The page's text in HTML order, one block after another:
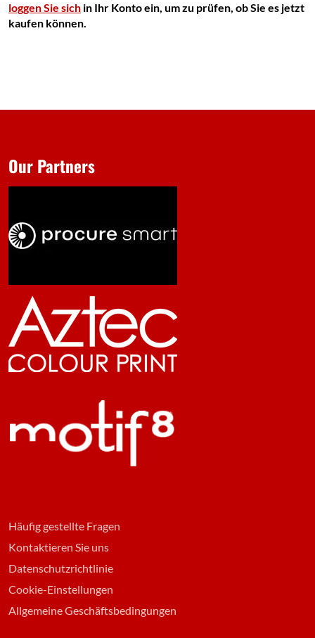
loggen Sie sich in Ihr Konto ein, um zu prüfen, ob Sie es jetzt
kaufen können.
Häufig gestellte Fragen
Kontaktieren Sie uns
Datenschutzrichtlinie
Cookie-Einstellungen
Allgemeine Geschäftsbedingungen
Our Partners